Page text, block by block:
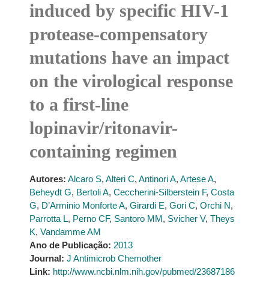
induced by specific HIV-1
protease-compensatory
mutations have an impact
on the virological response
to a first-line
lopinavir/ritonavir-
containing regimen
Autores: Alcaro S, Alteri C, Antinori A, Artese A,
Beheydt G, Bertoli A, Ceccherini-Silberstein F, Costa
G, D’Arminio Monforte A, Girardi E, Gori C, Orchi N,
Parrotta L, Perno CF, Santoro MM, Svicher V, Theys
K, Vandamme AM
Ano de Publicação: 2013
Journal: J Antimicrob Chemother
Link: http://www.ncbi.nlm.nih.gov/pubmed/23687186